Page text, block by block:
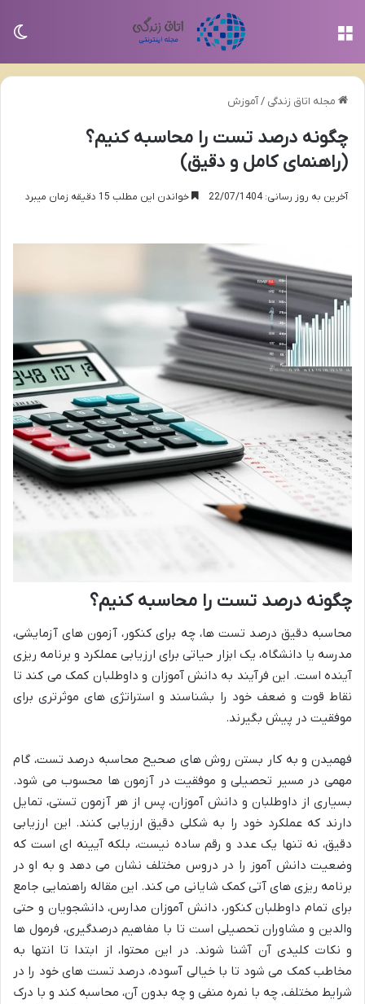
مجله اتاق زندگی /آموزش
چگونه درصد تست را محاسبه کنیم؟
(راهنمای کامل و دقیق)
آخرین به روز رسانی: 22/07/1404 خواندن این مطلب 15 دقیقه زمان میبرد
چگونه درصد تست را محاسبه کنیم؟
محاسبه دقیق درصد تست ها، چه برای کنکور، آزمون های آزمایشی،
مدرسه یا دانشگاه، یک ابزار حیاتی برای ارزیابی عملکرد و برنامه ریزی
آینده است. این فرآیند به دانش آموزان و داوطلبان کمک می کند تا
نقاط قوت و ضعف خود را بشناسند و استراتژی های موثرتری برای
موفقیت در پیش بگیرند.
فهمیدن و به کار بستن روش های صحیح محاسبه درصد تست، گام
مهمی در مسیر تحصیلی و موفقیت در آزمون ها محسوب می شود.
بسیاری از داوطلبان و دانش آموزان، پس از هر آزمون تستی، تمایل
دارند که عملکرد خود را به شکلی دقیق ارزیابی کنند. این ارزیابی
دقیق، نه تنها یک عدد و رقم ساده نیست، بلکه آیینه ای است که
وضعیت دانش آموز را در دروس مختلف نشان می دهد و به او در
برنامه ریزی های آتی کمک شایانی می کند. این مقاله راهنمایی جامع
برای تمام داوطلبان کنکور، دانش آموزان مدارس، دانشجویان و حتی
والدین و مشاوران تحصیلی است تا با مفاهیم درصدگیری، فرمول ها
و نکات کلیدی آن آشنا شوند. در این محتوا، از ابتدا تا انتها به
مخاطب کمک می شود تا با خیالی آسوده، درصد تست های خود را در
شرایط مختلف، چه با نمره منفی و چه بدون آن، محاسبه کند و با درک